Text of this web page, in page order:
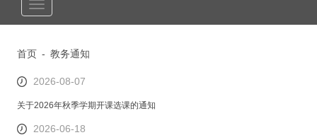
切
换
航
首页 - 教务通知
2026-08-07
关于2026年秋季学期开课选课的通知
2026-06-18